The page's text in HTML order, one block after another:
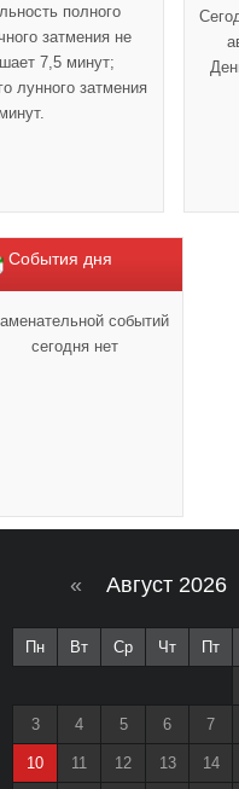
полного
затмения не
7,5 минут;
лунного затмения
События дня
событий
сегодня нет
« Август
Пн Вт Ср Чт Пт
3 4 5 6 7
10 11 12 13 14